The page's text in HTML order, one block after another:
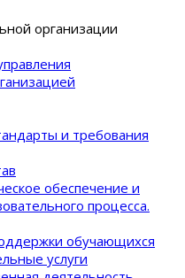
организации
и требования
обеспечение и
процеcса.
обучающихся
услуги